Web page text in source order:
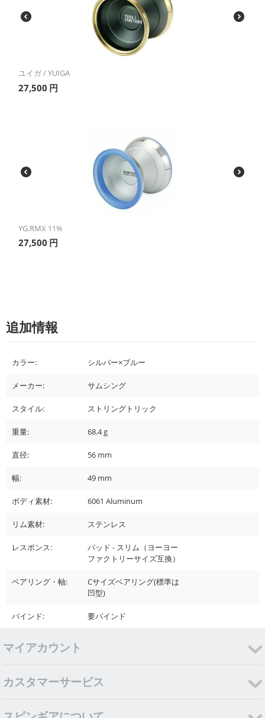
ユイガ / YUIGA
27,500 円
YG.RMX 11%
27,500 円
追加情報
カラー: シルバー×ブルー
メーカー: サムシング
スタイル: ストリングトリック
重量: 68.4g
直径: 56 mm
幅: 49 mm
ボディ素材: 6061 Aluminum
リム素材: ステンレス
レスポンス:
パッド - スリム（ヨーヨー
ファクトリーサイズ互換）
ベアリング・軸:
Cサイズベアリング(標準は
凹型)
バインド: 要バインド
マイアカウント
カスタマーサービス